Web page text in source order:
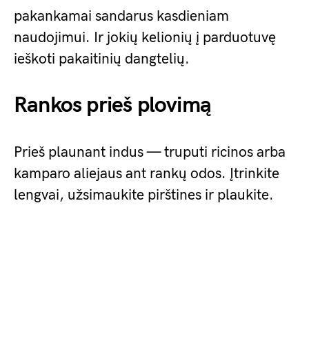
pakankamai sandarus kasdieniam
naudojimui. Ir jokių kelionių į parduotuvę
ieškoti pakaitinių dangtelių.
Rankos prieš plovimą
Prieš plaunant indus — truputi ricinos arba
kamparo aliejaus ant rankų odos. Įtrinkite
lengvai, užsimaukite pirštines ir plaukite.